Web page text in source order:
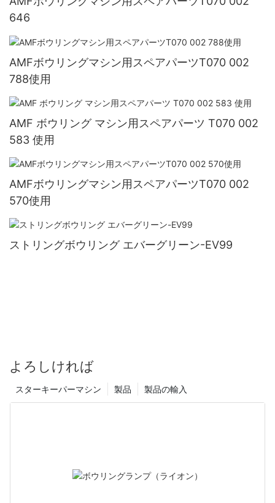
646
AMFボウリングマシン用スペアパーツT070 002
788使用
AMF ボウリング マシン用スペアパーツ T070 002
583 使用
AMFボウリングマシン用スペアパーツT070 002
570使用
ストリングボウリング エバーグリーン-EV99
よろしければ
製品の輸入
製品
スターキーパーマシン